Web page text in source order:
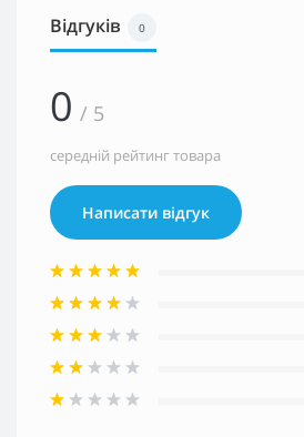
Відгуків 0
0 / 5
середній рейтинг товара
Написати відгук